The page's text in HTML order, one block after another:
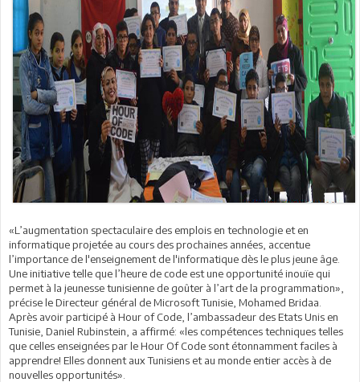
«L’augmentation spectaculaire des emplois en technologie et en
informatique projetée au cours des prochaines années, accentue
l’importance de l'enseignement de l'informatique dès le plus jeune âge.
Une initiative telle que l’heure de code est une opportunité inouïe qui
permet à la jeunesse tunisienne de goûter à l’art de la programmation»,
précise le Directeur général de Microsoft Tunisie, Mohamed Bridaa.
Après avoir participé à Hour of Code, l’ambassadeur des Etats Unis en
Tunisie, Daniel Rubinstein, a affirmé: «les compétences techniques telles
que celles enseignées par le Hour Of Code sont étonnamment faciles à
apprendre! Elles donnent aux Tunisiens et au monde entier accès à de
nouvelles opportunités».